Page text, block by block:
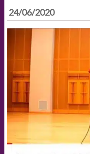
24/06/2020